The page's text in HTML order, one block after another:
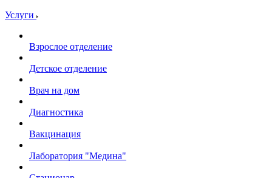
Услуги
Взрослое отделение
Детское отделение
Врач на дом
Диагностика
Вакцинация
Лаборатория "Медина"